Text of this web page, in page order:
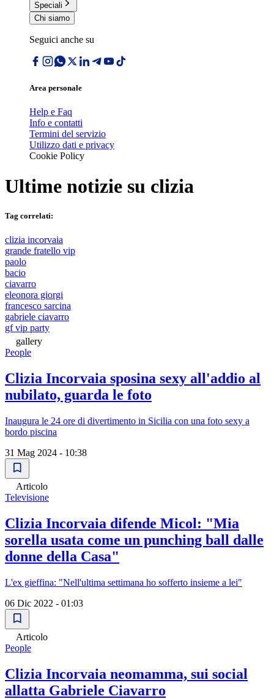
Speciali
Chi siamo
Seguici anche su
Area personale
Help e Faq
Info e contatti
Termini del servizio
Utilizzo dati e privacy
Cookie Policy
Ultime notizie su clizia
Tag correlati:
clizia incorvaia
grande fratello vip
paolo
bacio
ciavarro
eleonora giorgi
francesco sarcina
gabriele ciavarro
gf vip party
gallery
People
Clizia Incorvaia sposina sexy all'addio al
nubilato, guarda le foto
Inaugura le 24 ore di divertimento in Sicilia con una foto sexy a
bordo piscina
31 Mag 2024 - 10:38
Articolo
Televisione
Clizia Incorvaia difende Micol: "Mia
sorella usata come un punching ball dalle
donne della Casa"
L'ex gieffina: "Nell'ultima settimana ho sofferto insieme a lei"
06 Dic 2022 - 01:03
Articolo
People
Clizia Incorvaia neomamma, sui social
allatta Gabriele Ciavarro